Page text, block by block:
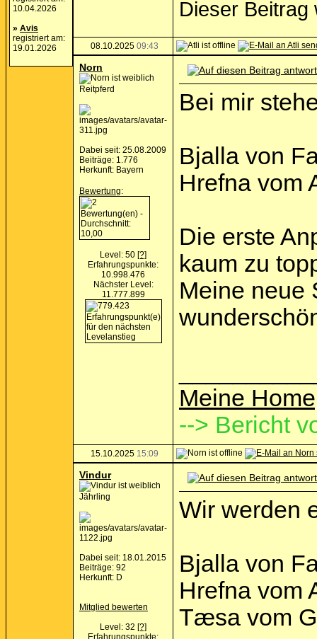
10.04.2026
» Avis
registriert am:
19.01.2026
Dieser
08.10.2025 09:43
Norn
Reitpferd
Dabei seit: 25.08.2009
Beiträge: 1.776
Herkunft: Bayern
Bewertung:
Level: 50 [?]
Erfahrungspunkte:
10.998.476
Nächster Level:
11.777.899
Bei mir
Bjalla von
Hrefna vom
Die erste
kaum zu
Meine neue
Meine
--> Bericht
15.10.2025 15:09
Vindur
Jährling
Dabei seit: 18.01.2015
Beiträge: 92
Herkunft: D
Mitglied bewerten
Level: 32 [?]
Erfahrungspunkte:
Wir werden
Bjalla von
Hrefna vom
Tæsa vom